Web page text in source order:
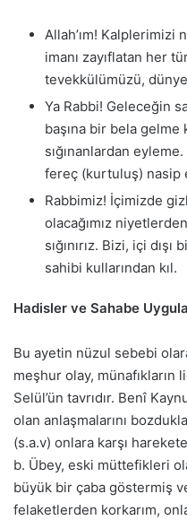
Allah’ım! Kalplerimizi
imanı zayıflatan her
tevekkülümüzü,
Ya Rabbi! Geleceğin
başına bir bela gelme
sığınanlardan
fereç (kurtuluş) nasip
Rabbimiz! İçimizde
olacağımız
sığınırız. Bizi, içi
sahibi kullarından kıl.
Hadisler ve Sahabe
Bu ayetin nüzul sebebi
meşhur olay, münafıkların
Selül’ün tavrıdır. Benî
olan anlaşmalarını
(s.a.v) onlara karşı
b. Übey, eski müttefikleri
büyük bir çaba göstermiş
felaketlerden korkarım,